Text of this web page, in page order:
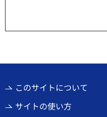
このサイトについて
サイトの使い方